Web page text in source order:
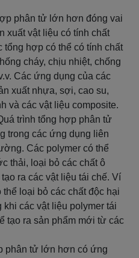
phân tử lớn hơn đóng vai
xuất vật liệu có tính chất
hợp có thể có tính chất
cháy, chịu nhiệt, chống
Các ứng dụng của các
xuất nhựa, sợi, cao su,
và các vật liệu composite.
trình tổng hợp phân tử
trong các ứng dụng liên
Các polymer có thể
thải, loại bỏ các chất ô
ra các vật liệu tái chế. Ví
loại bỏ các chất độc hại
các vật liệu polymer tái
tạo ra sản phẩm mới từ các
phân tử lớn hơn có ứng